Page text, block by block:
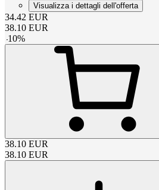
Visualizza i dettagli dell'offerta
34.42 EUR
38.10 EUR
-10%
38.10 EUR
38.10 EUR